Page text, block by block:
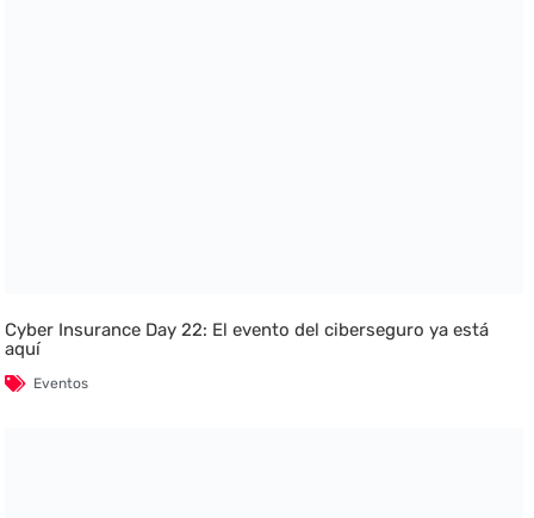
Cyber Insurance Day 22: El evento del ciberseguro ya está
aquí
Eventos